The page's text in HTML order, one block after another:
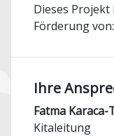
Dieses
Förderung von:
Ihre
Fatma
Kitaleitung